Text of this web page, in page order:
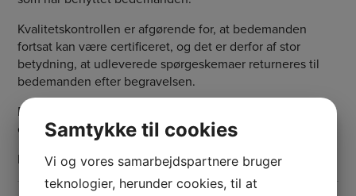
Kvalitetskontrollen er afgørende for, at bedemanden
fortsat kan være certificeret, og det er derfor af stor
betydning, at udleverede spørgeskemaer returneres til
bedemanden efter begravelsen.
De certificerede medlemmer bliver kontrolleret af den
eksterne instans, DNV-GL hvert år.
Læs mere om ISO9001-certificeringen hosDNV-GL
Samtykke til cookies
Vi og vores samarbejdspartnere bruger
teknologier, herunder cookies, til at